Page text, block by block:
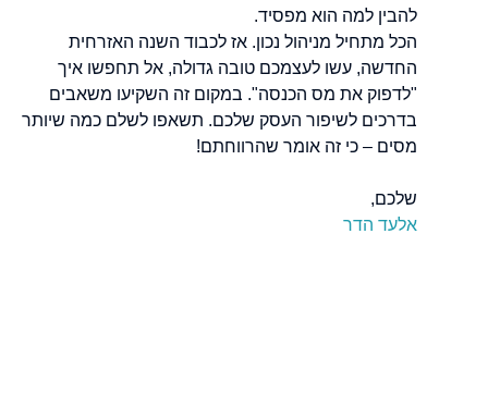
להבין למה הוא מפסיד.
הכל מתחיל מניהול נכון. אז לכבוד השנה האזרחית
החדשה, עשו לעצמכם טובה גדולה, אל תחפשו איך
"לדפוק את מס הכנסה". במקום זה השקיעו משאבים
בדרכים לשיפור העסק שלכם. תשאפו לשלם כמה שיותר
מסים – כי זה אומר שהרווחתם!
שלכם,
אלעד הדר